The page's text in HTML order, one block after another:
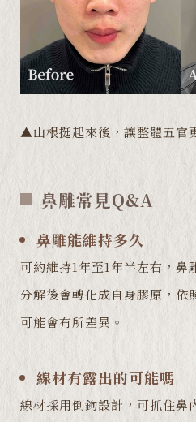
▲山根挺起來後，讓整體五官
鼻雕常見Q&A
鼻雕能維持多久
可約維持1年至1年半左右，鼻
分解後會轉化成自身膠原，依
可能會有所差異。
線材有露出的可能嗎
線材採用倒鉤設計，可抓住鼻